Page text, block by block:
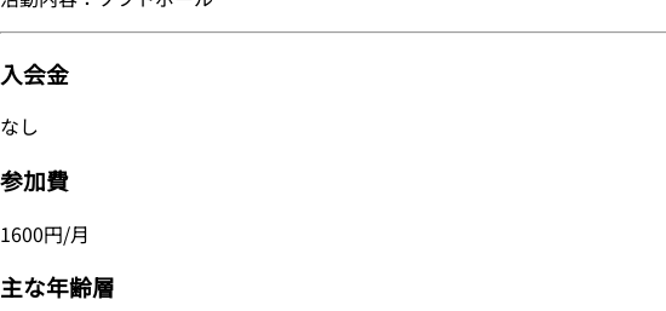
入会金
なし
参加費
1600円/月
主な年齢層